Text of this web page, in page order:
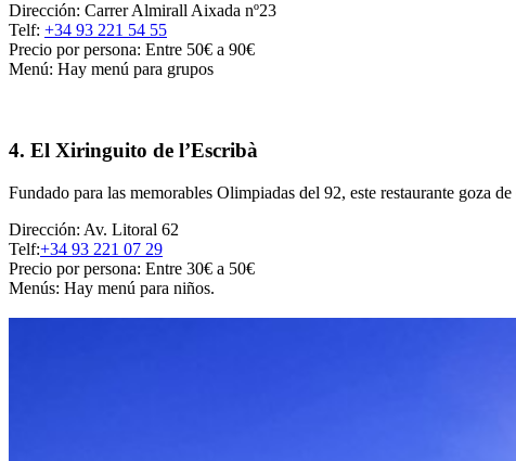
Dirección: Carrer Almirall Aixada nº23
Telf: +34 93 221 54 55
Precio por persona: Entre 50€ a 90€
Menú: Hay menú para grupos
4. El Xiringuito de l’Escribà
Fundado para las memorables Olimpiadas del 92, este restaurante goza
Dirección: Av. Litoral 62
Telf:+34 93 221 07 29
Precio por persona: Entre 30€ a 50€
Menús: Hay menú para niños.